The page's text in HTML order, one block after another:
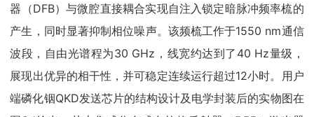
器（DFB）与微腔直接耦合实现自注入锁定暗脉冲频率梳的
产生，同时显著抑制相位噪声。该频梳工作于1550 nm通信
波段，自由光谱程为30 GHz，线宽约达到了40 Hz量级，
展现出优异的相干性，并可稳定连续运行超过12小时。用户
端磷化铟QKD发送芯片的结构设计及电学封装后的实物图在